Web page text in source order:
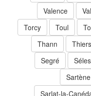
Valence
Torcy
Thann
Segré
Sarlat-la-